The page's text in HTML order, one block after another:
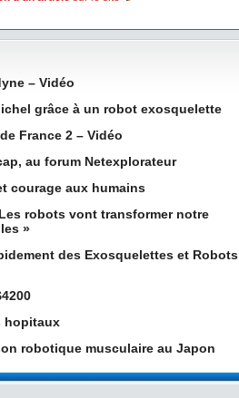
– Vidéo
grâce à un robot exosquelette
France 2 – Vidéo
au forum Netexplorateur
courage aux humains
robots vont transformer notre
»
des Exosquelettes et Robots
hopitaux
robotique musculaire au Japon